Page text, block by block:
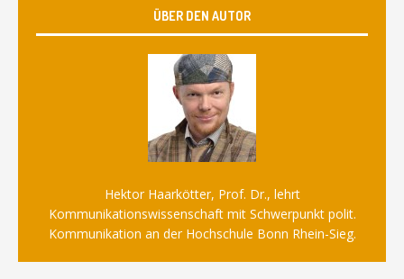
ÜBER DEN AUTOR
Hektor Haarkötter, Prof. Dr., lehrt
Kommunikationswissenschaft mit Schwerpunkt polit.
Kommunikation an der Hochschule Bonn Rhein-Sieg.